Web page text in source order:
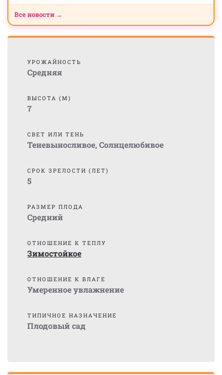
Все новости →
УРОЖАЙНОСТЬ
Средняя
ВЫСОТА (М)
7
СВЕТ ИЛИ ТЕНЬ
Теневыносливое, Солнцелюбивое
СРОК ЗРЕЛОСТИ (ЛЕТ)
5
РАЗМЕР ПЛОДА
Средний
ОТНОШЕНИЕ К ТЕПЛУ
Зимостойкое
ОТНОШЕНИЕ К ВЛАГЕ
Умеренное увлажнение
ТИПИЧНОЕ НАЗНАЧЕНИЕ
Плодовый сад